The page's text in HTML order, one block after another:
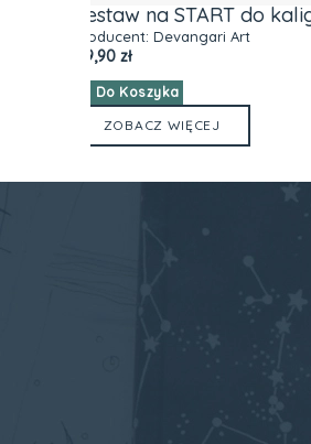
Zeszyt z ćwiczeniami
letteringu
codzienne frazy)
Producent:
89,90 zł
Do Koszyka